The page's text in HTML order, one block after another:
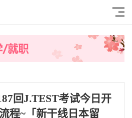
回J.TEST考试今日开
程~「新干线日本留